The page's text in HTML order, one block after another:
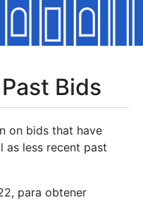
Bids
on bids that have
as less recent past
para obtener